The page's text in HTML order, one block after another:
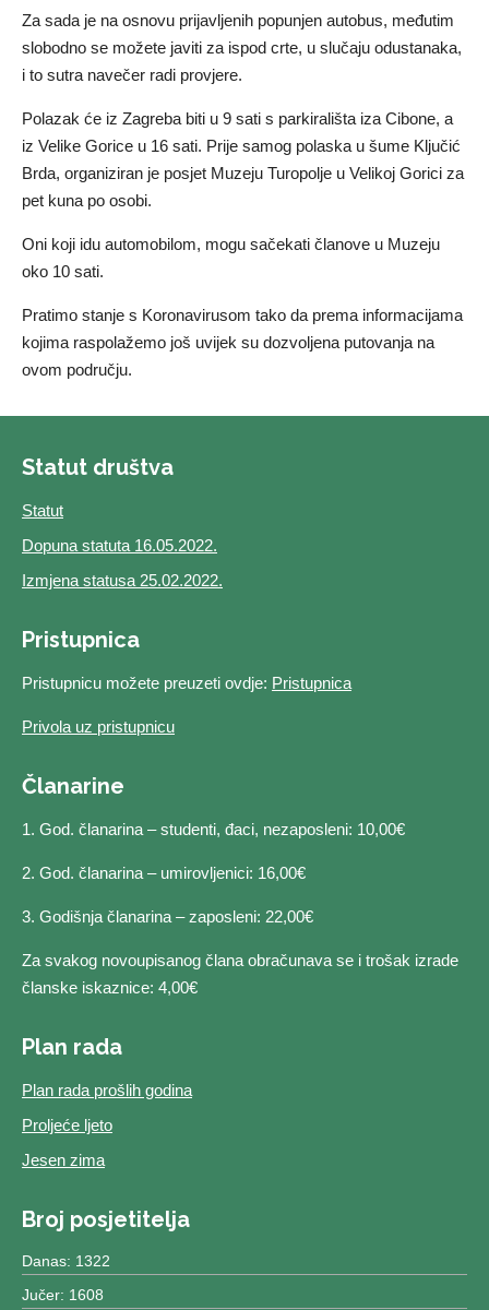
Za sada je na osnovu prijavljenih popunjen autobus, međutim
slobodno se možete javiti za ispod crte, u slučaju odustanaka,
i to sutra navečer radi provjere.
Polazak će iz Zagreba biti u 9 sati s parkirališta iza Cibone, a
iz Velike Gorice u 16 sati. Prije samog polaska u šume Ključić
Brda, organiziran je posjet Muzeju Turopolje u Velikoj Gorici za
pet kuna po osobi.
Oni koji idu automobilom, mogu sačekati članove u Muzeju
oko 10 sati.
Pratimo stanje s Koronavirusom tako da prema informacijama
kojima raspolažemo još uvijek su dozvoljena putovanja na
ovom području.
Statut društva
Statut
Dopuna statuta 16.05.2022.
Izmjena statusa 25.02.2022.
Pristupnica
Pristupnicu možete preuzeti ovdje: Pristupnica
Privola uz pristupnicu
Članarine
1. God. članarina – studenti, đaci, nezaposleni: 10,00€
2. God. članarina – umirovljenici: 16,00€
3. Godišnja članarina – zaposleni: 22,00€
Za svakog novoupisanog člana obračunava se i trošak izrade
članske iskaznice: 4,00€
Plan rada
Plan rada prošlih godina
Proljeće ljeto
Jesen zima
Broj posjetitelja
Danas: 1322
Jučer: 1608